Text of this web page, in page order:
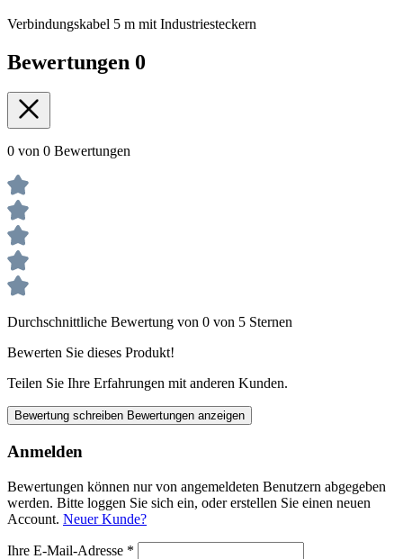
Verbindungskabel 5 m mit Industriesteckern
Bewertungen 0
0 von 0 Bewertungen
Durchschnittliche Bewertung von 0 von 5 Sternen
Bewerten Sie dieses Produkt!
Teilen Sie Ihre Erfahrungen mit anderen Kunden.
Bewertung schreiben Bewertungen anzeigen
Anmelden
Bewertungen können nur von angemeldeten Benutzern abgegeben
werden. Bitte loggen Sie sich ein, oder erstellen Sie einen neuen
Account. Neuer Kunde?
Ihre E-Mail-Adresse *